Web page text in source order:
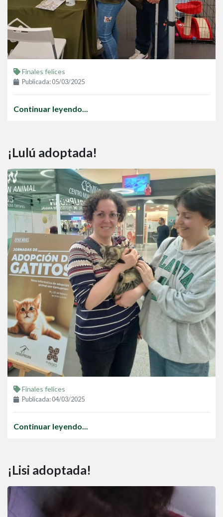
Finales felices
Publicada: 05/03/2025
Continuar leyendo...
¡Lulú adoptada!
Finales felices
Publicada: 04/03/2025
Continuar leyendo...
¡Lisi adoptada!